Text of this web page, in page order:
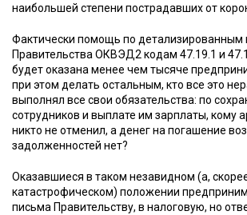
наибольшей степени пострадавших от
Фактически помощь по детализированным
Правительства ОКВЭД2 кодам 47.19.1 и
будет оказана менее чем тысяче
при этом делать остальным, кто все это
выполнял все свои обязательства: по
сотрудников и выплате им зарплаты, кому
никто не отменил, а денег на погашение
задолженностей нет?
Оказавшиеся в таком незавидном (а,
катастрофическом) положении
письма Правительству, в налоговую, но